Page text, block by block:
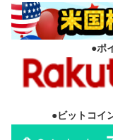
●ポ
●ビットコイ